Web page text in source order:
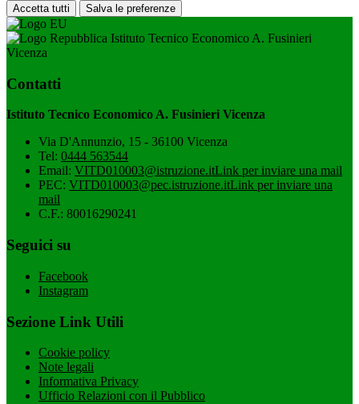
Accetta tutti Salva le preferenze
Istituto Tecnico Economico A. Fusinieri
Vicenza
Contatti
Istituto Tecnico Economico A. Fusinieri Vicenza
Via D'Annunzio, 15 - 36100 Vicenza
Tel: 0444 563544
Email: VITD010003@istruzione.itLink per inviare una mail
PEC: VITD010003@pec.istruzione.itLink per inviare una
mail
C.F.: 80016290241
Seguici su
Facebook
Instagram
Sezione Link Utili
Cookie policy
Note legali
Informativa Privacy
Ufficio Relazioni con il Pubblico